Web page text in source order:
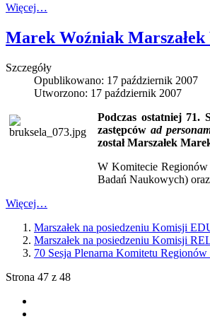
Więcej…
Marek Woźniak
Szczegóły
Opublikowano: 17 październik 2007
Utworzono: 17 październik 2007
Podczas ostatniej 71.
zastępcówad
został Marszałek
W Komitecie Regionów
Badań Naukowych)
Więcej…
Marszałek na posiedzeniu Komisji
Marszałek na posiedzeniu Komisji
70 Sesja Plenarna Komitetu Regionów
Strona 47 z 48